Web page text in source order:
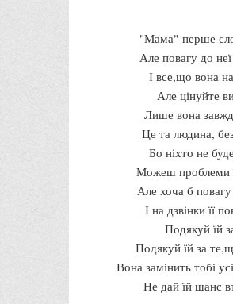
"Мама"-перше
Але повагу до
І все,що вона
Але цінуйте
Лише вона
Це та людина,
Бо ніхто не
Можеш проблеми
Але хоча б
І на дзвінки її
Подякуй їй
Подякуй їй за
Вона замінить тобі
Не дай їй шанс